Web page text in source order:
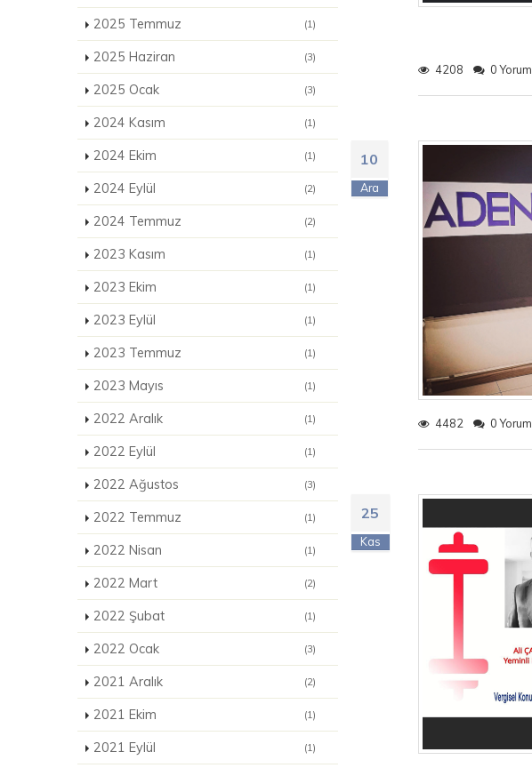
2025 Temmuz (1)
2025 Haziran (3)
2025 Ocak (3)
2024 Kasım (1)
2024 Ekim (1)
2024 Eylül (2)
2024 Temmuz (2)
2023 Kasım (1)
2023 Ekim (1)
2023 Eylül (1)
2023 Temmuz (1)
2023 Mayıs (1)
2022 Aralık (1)
2022 Eylül (1)
2022 Ağustos (3)
2022 Temmuz (1)
2022 Nisan (1)
2022 Mart (2)
2022 Şubat (1)
2022 Ocak (3)
2021 Aralık (2)
2021 Ekim (1)
2021 Eylül (1)
4208 0 Yorum
10
Ara
4482 0 Yorum
25
Kas